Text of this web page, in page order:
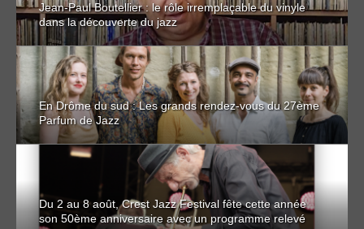
Jean-Paul Boutellier : le rôle irremplaçable du vinyle
dans la découverte du jazz
En Drôme du sud : Les grands rendez-vous du 27ème
Parfum de Jazz
Du 2 au 8 août, Crest Jazz Festival fête cette année
son 50ème anniversaire avec un programme relevé